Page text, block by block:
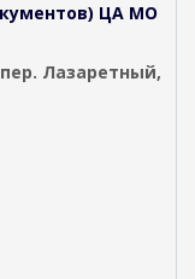
ЦА МО
Лазаретный,